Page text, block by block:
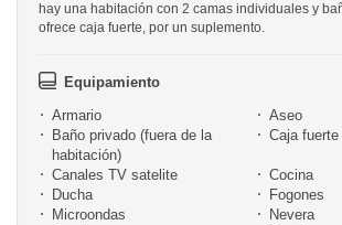
hay una habitación con 2 camas individuales y
ofrece caja fuerte, por un suplemento.
Equipamiento
Armario
Aseo
Baño privado (fuera de la
habitación)
Caja fuerte
Canales TV satelite
Cocina
Ducha
Fogones
Microondas
Nevera